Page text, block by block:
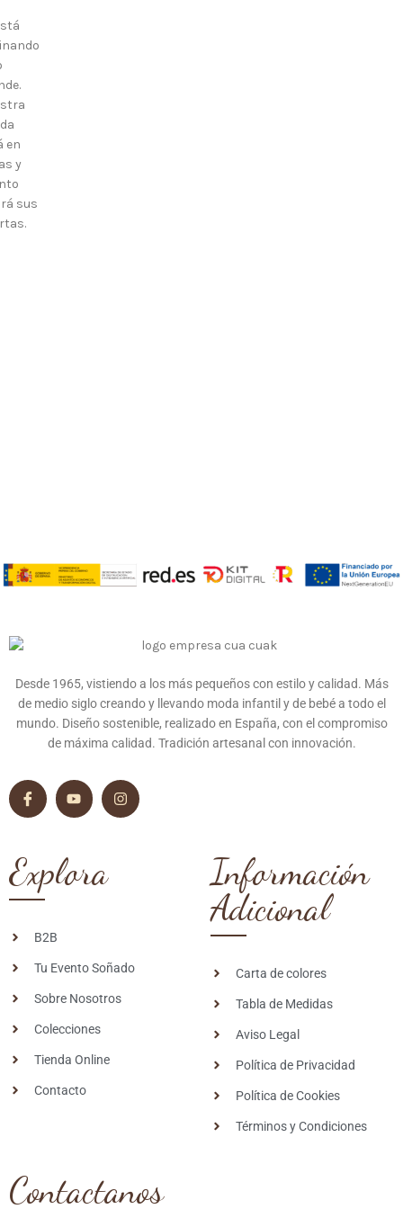
en
y
sus
Desde 1965, vistiendo a los más pequeños con estilo y calidad. Más
de medio siglo creando y llevando moda infantil y de bebé a todo el
mundo. Diseño sostenible, realizado en España, con el compromiso
de máxima calidad. Tradición artesanal con innovación.
Explora
B2B
Tu Evento Soñado
Sobre Nosotros
Colecciones
Tienda Online
Contacto
Información
Adicional
Carta de colores
Tabla de Medidas
Aviso Legal
Política de Privacidad
Política de Cookies
Términos y Condiciones
Contactanos